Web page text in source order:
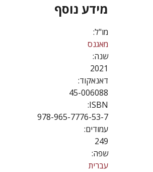
מידע נוסף
מו"ל:
מאגנס
שנה:
2021
דאנאקוד:
45-006088
ISBN:
978-965-7776-53-7
עמודים:
249
שפה:
עברית